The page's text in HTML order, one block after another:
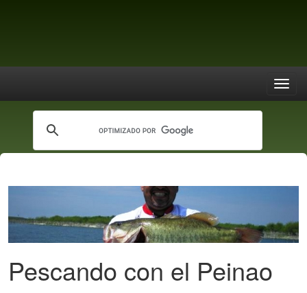
Pescando con el Peinao